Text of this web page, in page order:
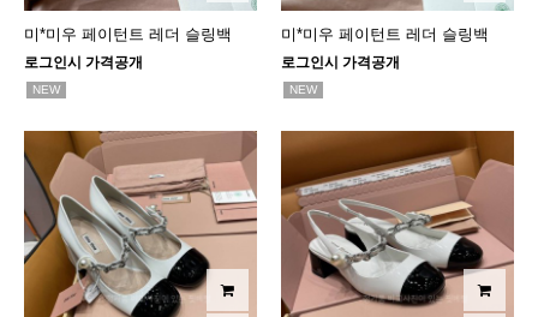
미*미우 페이턴트 레더 슬링백
로그인시 가격공개
NEW
미*미우 페이턴트 레더 슬링백
로그인시 가격공개
NEW